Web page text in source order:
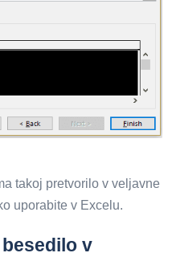
takoj pretvorilo v veljavne
uporabite v Excelu.
v